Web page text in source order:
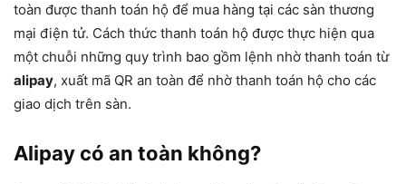
toàn được thanh toán hộ để mua hàng tại các sàn thương
mại điện tử. Cách thức thanh toán hộ được thực hiện qua
một chuỗi những quy trình bao gồm lệnh nhờ thanh toán từ
alipay, xuất mã QR an toàn để nhờ thanh toán hộ cho các
giao dịch trên sàn.
Alipay có an toàn không?